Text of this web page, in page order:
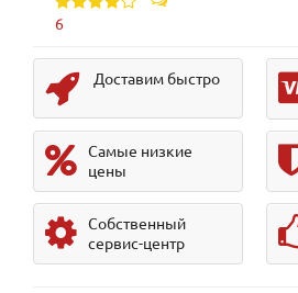
6
Доставим быстро
Самые низкие
цены
Собственный
сервис-центр